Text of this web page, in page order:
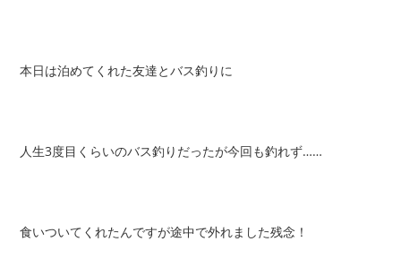
本日は泊めてくれた友達とバス釣りに
人生3度目 くらいのバス釣りだったが今回も釣れず……
食いついてくれたんですが途中で外れました残念！